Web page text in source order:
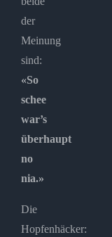
der
Meinung
sind:
«So
schee
war’s
überhaupt
no
nia.»
Die
Hopfenhäcker: